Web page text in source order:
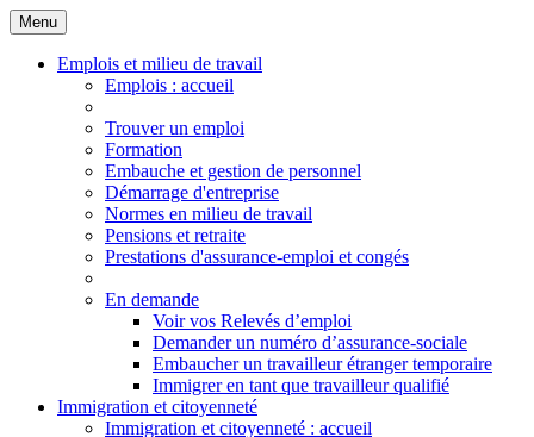
Menu
Principales
Menu
Emplois et milieu de travail
Emplois : accueil
Trouver un emploi
Formation
Embauche et gestion de personnel
Démarrage d'entreprise
Normes en milieu de travail
Pensions et retraite
Prestations d'assurance-emploi et congés
En demande
Voir vos Relevés d’emploi
Demander un numéro d’assurance-sociale
Embaucher un travailleur étranger temporaire
Immigrer en tant que travailleur qualifié
Immigration et citoyenneté
Immigration et citoyenneté : accueil